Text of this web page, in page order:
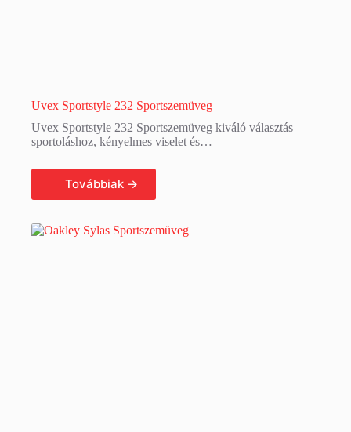
Uvex Sportstyle 232 Sportszemüveg
Uvex Sportstyle 232 Sportszemüveg kiváló választás
sportoláshoz, kényelmes viselet és…
Tovább olvasom